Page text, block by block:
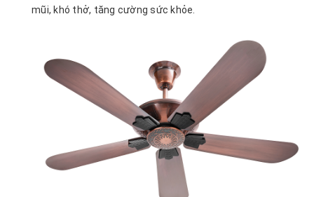
mũi, khó thở, tăng cường sức khỏe.